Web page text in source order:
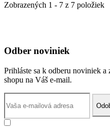
Zobrazených 1 - 7 z 7 položiek
Odber noviniek
Prihláste sa k odberu noviniek
shopu na Váš e-mail.